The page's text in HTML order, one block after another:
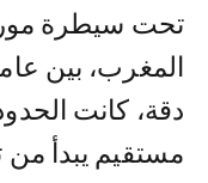
تحت سيطرة
دقة، كانت
مستقيم يبدأ